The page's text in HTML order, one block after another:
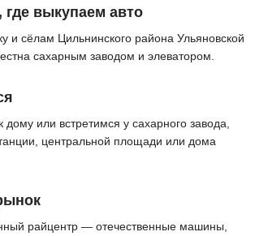
выкупаем авто
и сёлам Цильнинского района Ульяновской
сахарным заводом и элеватором.
или встретимся у сахарного завода,
центральной площади или дома
райцентр — отечественные машины,